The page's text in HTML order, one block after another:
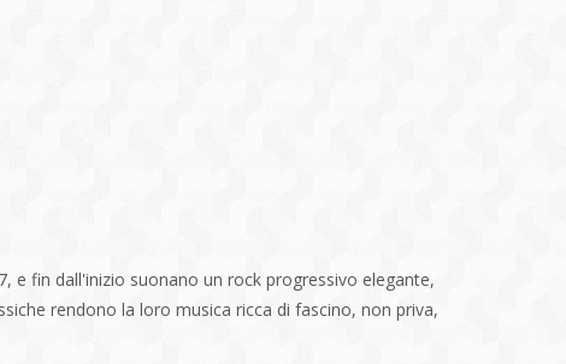
e fin dall'inizio suonano un rock progressivo elegante,
rendono la loro musica ricca di fascino, non priva,